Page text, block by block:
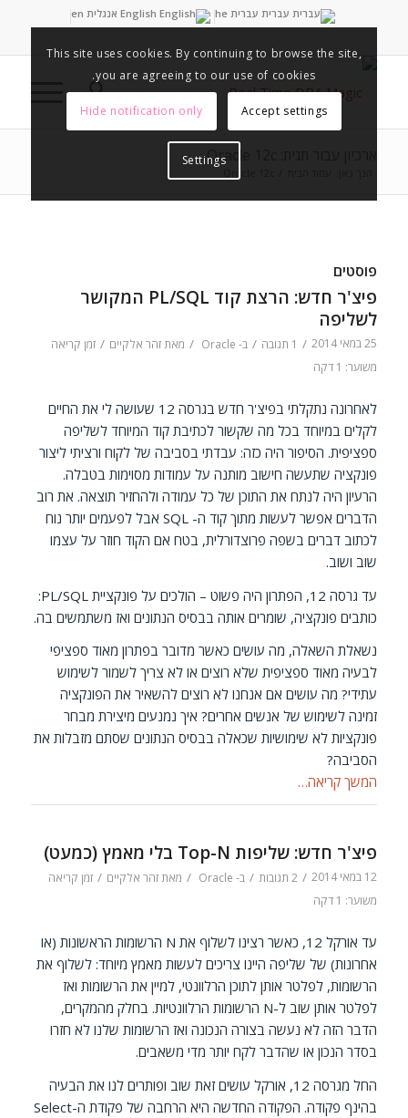
עברית עברית he
English אנגלית en
פוסטים
פיצ'ר חדש: הרצת קוד PL/SQL המקושר
לשליפה
25 במאי 2014 / 1 תגובה / ב- Oracle
/ מאתזהר אלקיים / זמן קריאה
משוער: 1 דקה
לאחרונה נתקלתי בפיצ'ר חדש בגרסה 12 שעושה לי את החיים
לקלים במיוחד בכל מה שקשור לכתיבת קוד המיוחד לשליפה
ספציפית. הסיפור היה כזה: עבדתי בסביבה של לקוח ורציתי ליצור
פונקציה שתעשה חישוב מותנה על עמודות מסוימות בטבלה.
הרעיון היה לנתח את התוכן של כל עמודה ולהחזיר תוצאה. את רוב
הדברים אפשר לעשות מתוך קוד ה- SQL אבל לפעמים יותר נוח
לכתוב דברים בשפה פרוצדורלית, בטח אם הקוד חוזר על עצמו
שוב ושוב.
עד גרסה 12, הפתרון היה פשוט – הולכים על פונקציית PL/SQL:
כותבים פונקציה, שומרים אותה בבסיס הנתונים ואז משתמשים בה.
נשאלת השאלה, מה עושים כאשר מדובר בפתרון מאוד ספציפי
לבעיה מאוד ספציפית שלא רוצים או לא צריך לשמור לשימוש
עתידי? מה עושים אם אנחנו לא רוצים להשאיר את הפונקציה
זמינה לשימוש של אנשים אחרים? איך נמנעים מיצירת מבחר
פונקציות לא שימושיות שכאלה בבסיס הנתונים שסתם מזבלות את
הסביבה?
המשך קריאה…
פיצ'ר חדש: שליפות Top-N בלי מאמץ (כמעט)
12 במאי 2014 / 2 תגובות / ב- Oracle
/ מאתזהר אלקיים / זמן קריאה
משוער: 1 דקה
עד אורקל 12, כאשר רצינו לשלוף את N הרשומות הראשונות (או
אחרונות) של שליפה היינו צריכים לעשות מאמץ מיוחד: לשלוף את
הרשומות, לפלטר אותן לתוכן הרלוונטי, למיין את הרשומות ואז
לפלטר אותן שוב ל-N הרשומות הרלוונטיות. בחלק מהמקרים,
הדבר הזה לא נעשה בצורה הנכונה ואז הרשומות שלנו לא חזרו
בסדר הנכון או שהדבר לקח יותר מדי משאבים.
החל מגרסה 12, אורקל עושים זאת שוב ופותרים לנו את הבעיה
בהינף פקודה. הפקודה החדשה היא הרחבה של פקודת ה-Select
This site uses cookies. By continuing to browse the site,
you are agreeing to our use of cookies.
Accept settings
Hide notification only
Settings